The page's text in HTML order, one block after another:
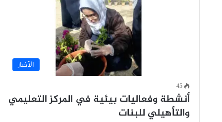
الأخبار
45
أنشطة وفعاليات بيئية في المركز التعليمي
والتأهيلي للبنات